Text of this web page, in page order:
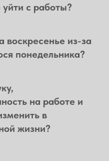
с работы?
воскресенье из-за
понедельника?
на работе и
в
жизни?